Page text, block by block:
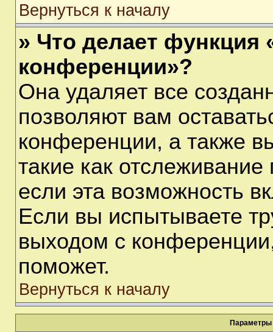
Вернуться к началу
» Что делает функция
конференции»?
Она удаляет все
позволяют вам
конференции, а также
такие как
если эта возможность
Если вы испытываете
выходом с
поможет.
Вернуться к началу
Параметры